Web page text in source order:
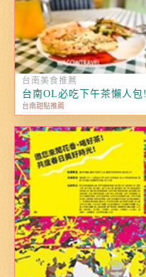
台南美食推薦
台南OL必吃下午茶懶人包!
台南甜點推薦